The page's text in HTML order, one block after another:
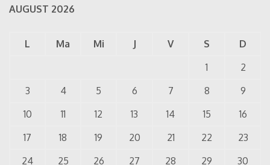
AUGUST 2026
L Ma Mi J V S
D
1
2
3
4 5 6 7 8
9
10
11 12 13 14 15
16
17
18 19 20 21 22
23
24
25 26 27 28 29 30